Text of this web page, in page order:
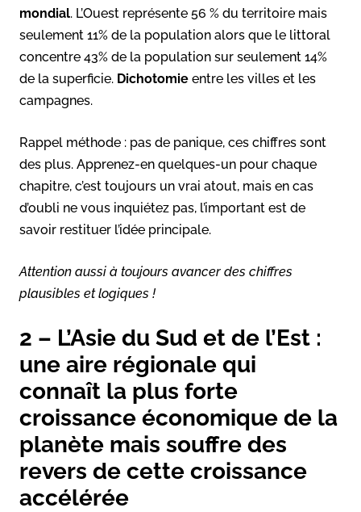
mondial. L’Ouest représente 56 % du territoire mais
seulement 11% de la population alors que le littoral
concentre 43% de la population sur seulement 14%
de la superficie. Dichotomie entre les villes et les
campagnes.
Rappel méthode : pas de panique, ces chiffres sont
des plus. Apprenez-en quelques-un pour chaque
chapitre, c’est toujours un vrai atout, mais en cas
d’oubli ne vous inquiétez pas, l’important est de
savoir restituer l’idée principale.
Attention aussi à toujours avancer des chiffres
plausibles et logiques !
2 – L’Asie du Sud et de l’Est :
une aire régionale qui
connaît la plus forte
croissance économique de la
planète mais souffre des
revers de cette croissance
accélérée